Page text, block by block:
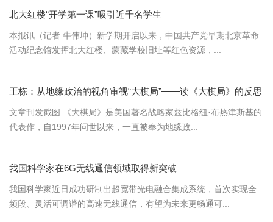
北大红楼“开学第一课”吸引近千名学生
本报讯（记者 牛伟坤）新学期开启以来，中国共产党早期北京革命
活动纪念馆发挥北大红楼、蒙藏学校旧址等红色资源，...
王栋：从地缘政治的视角审视“大棋局”——读《大棋局》的反思
文章刊发截图 《大棋局》是美国著名战略家兹比格纽·布热津斯基的
代表作，自1997年问世以来，一直被奉为地缘政...
我国科学家在6G无线通信领域取得新突破
我国科学家近日成功研制出超宽带光电融合集成系统，首次实现全
频段、灵活可调谐的高速无线通信，有望为未来更畅通可...